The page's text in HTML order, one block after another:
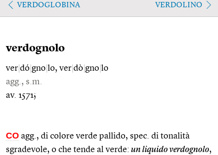
VERDOGLOBINA VERDOLINO
verdognolo
ver dó gno lo, ver dò gno lo
agg., s.m.
av. 1571;
CO agg., di colore verde pallido, spec. di tonalità
sgradevole, o che tende al verde: un liquido verdognolo,